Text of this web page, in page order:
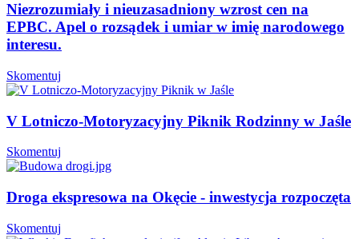
Niezrozumiały i nieuzasadniony wzrost cen na
EPBC. Apel o rozsądek i umiar w imię narodowego
interesu.
Skomentuj
V Lotniczo-Motoryzacyjny Piknik Rodzinny w Jaśle
Skomentuj
Droga ekspresowa na Okęcie - inwestycja rozpoczęta
Skomentuj